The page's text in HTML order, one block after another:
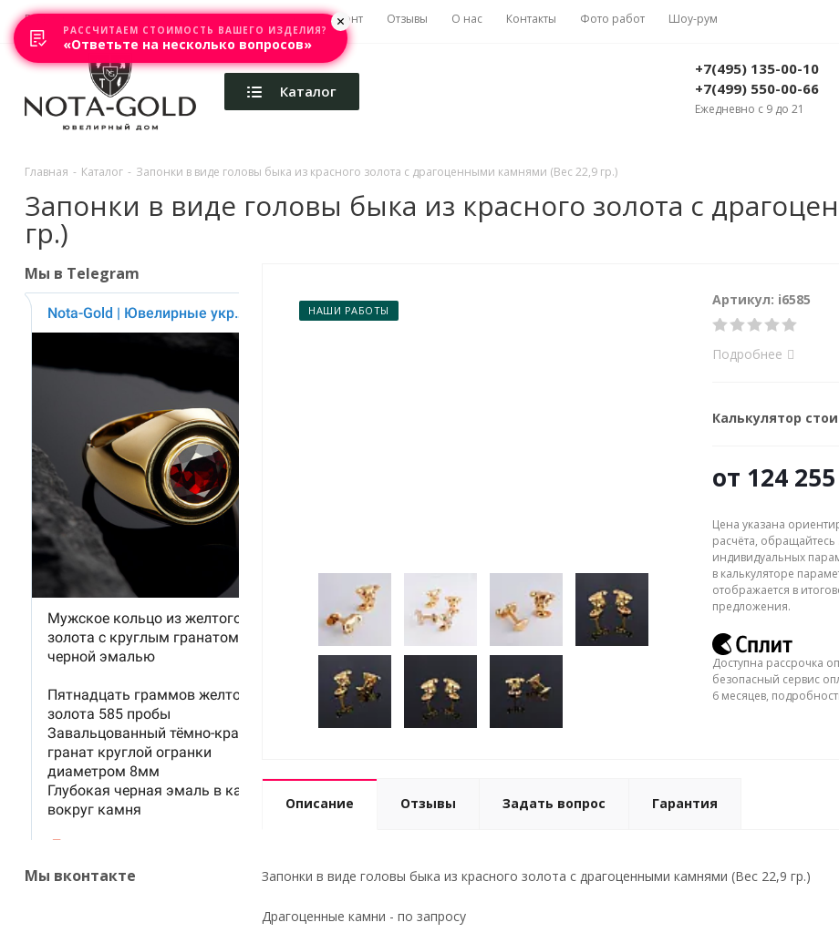
Главная Акции Каталоги Изготовление Ремонт Отзывы О нас Контакты Фото работ Шоу-рум
Каталог
+7(495) 135-00-10
+7(499) 550-00-66
Ежедневно с 9 до 21
Главная - Каталог - Запонки в виде головы быка из красного золота с драгоценными камнями (Вес 22,9 гр.)
Запонки в виде головы быка из красного золота с
гр.)
НАШИ РАБОТЫ
Артикул: i6585
Подробнее
Калькулятор
от 124
Цена указана
расчёта,
индивидуальных
в калькуляторе
отображается в
предложения.
Доступна рассрочка
безопасный сервис
6 месяцев,
Описание Отзывы Задать вопрос Гарантия
Запонки в виде головы быка из красного золота с драгоценными камнями (Вес 22,9 гр.)
Драгоценные камни - по запросу
Мы в Telegram
Мы вконтакте
РАССЧИТАЕМ СТОИМОСТЬ ВАШЕГО ИЗДЕЛИЯ?
«Ответьте на несколько вопросов»